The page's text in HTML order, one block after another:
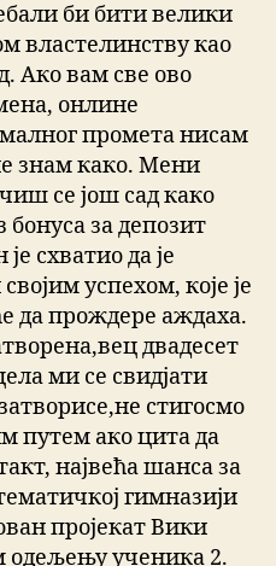
би бити велики
властелинству као
Ако вам све ово
онлине
промета нисам
знам како. Мени
се још сад како
бонуса за депозит
схватио да је
успехом, које је
да прождере аждаха.
двадесет
ми се свидјати
стигосмо
путем ако цита да
највећа шанса за
гимназији
пројекат Вики
одељењу ученика 2.